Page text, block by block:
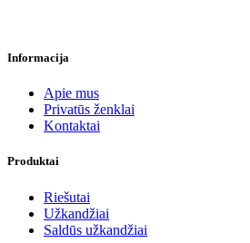
Informacija
Apie mus
Privatūs ženklai
Kontaktai
Produktai
Riešutai
Užkandžiai
Saldūs užkandžiai